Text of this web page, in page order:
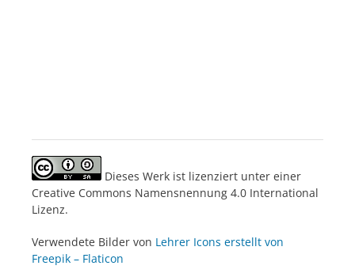
Dieses Werk ist lizenziert unter einer
Creative Commons Namensnennung 4.0 International
Lizenz.
Verwendete Bilder von Lehrer Icons erstellt von
Freepik – Flaticon